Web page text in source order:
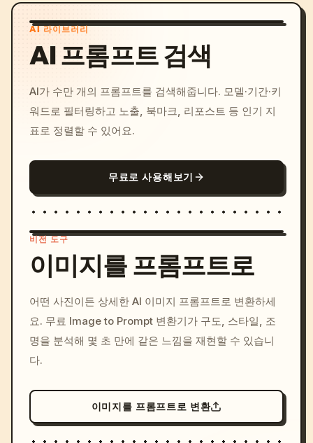
AI 라이브러리
AI 프롬프트 검색
AI가 수만 개의 프롬프트를 검색해줍니다. 모델·기간·키
워드로 필터링하고 노출, 북마크, 리포스트 등 인기 지
표로 정렬할 수 있어요.
무료로 사용해보기
c, cyberpunk sunset, neon
colors, 8k --v 6.0
비전 도구
이미지를 프롬프트로
어떤 사진이든 상세한 AI 이미지 프롬프트로 변환하세
요. 무료 Image to Prompt 변환기가 구도, 스타일, 조
명을 분석해 몇 초 만에 같은 느낌을 재현할 수 있습니
다.
이미지를 프롬프트로 변환